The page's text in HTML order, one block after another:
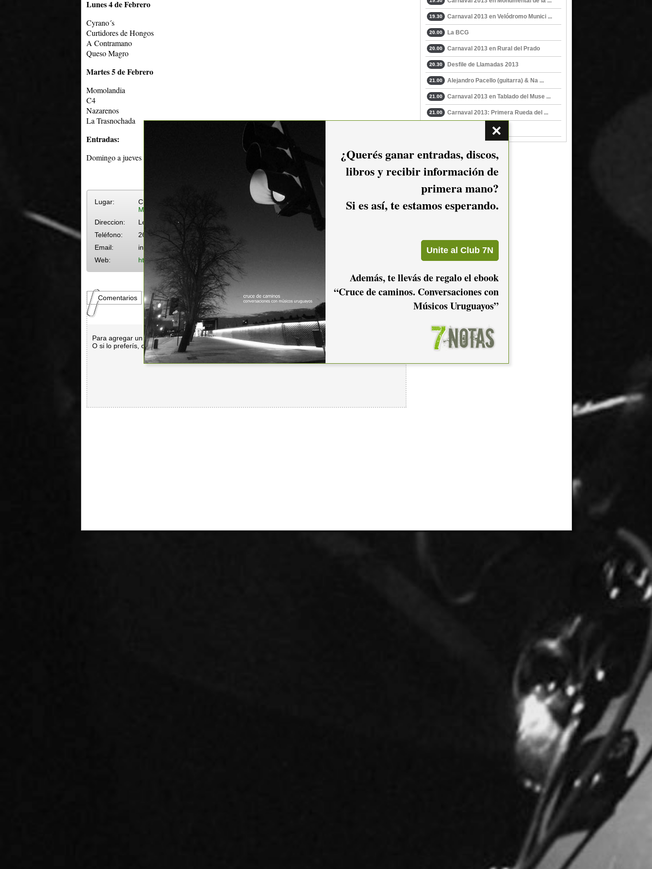
Lunes 4 de Febrero
Cyrano´s
Curtidores de Hongos
A Contramano
Queso Magro
Martes 5 de Febrero
Momolandia
C4
Nazarenos
La Trasnochada
Entradas:
Domingo a jueves $ 110. Viernes, sábados y feriados $ 150. Generales en venta en Red Abitab.
Lugar:
Club Malvín
Más eventos en Club Malvín
Direccion:
Legrand 5187
Teléfono:
2613-4147
Email:
info@clubmalvin.net
Web:
http://www.carnavalmalvinpradosayago.com.uy/uc_738_1.html
Comentarios
Para agregar un comentario es necesario hacerlogin.
O si lo preferís, con
Facebook
19.30 Carnaval 2013 en Velódromo Munici ...
20.00 La BCG
20.00 Carnaval 2013 en Rural del Prado
20.30 Desfile de Llamadas 2013
21.00 Alejandro Pacello (guitarra) & Na ...
21.00 Carnaval 2013 en Tablado del Muse ...
21.00 Carnaval 2013: Primera Rueda del ...
¿Querés ganar entradas, discos,
libros y recibir información de
primera mano?
Si es así, te estamos esperando.
Además, te llevás de regalo el ebook
“Cruce de caminos. Conversaciones con
Músicos Uruguayos”